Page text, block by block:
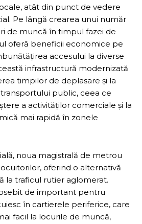
atât din punct de vedere
Pe lângă crearea unui număr
de muncă în timpul fazei de
oferă beneficii economice pe
accesului la diverse
infrastructură modernizată
timpilor de deplasare și la
public, ceea ce
a activităților comerciale și la
mai rapidă în zonele
noua magistrală de metrou
oferind o alternativă
la traficul rutier aglomerat.
de important pentru
în cartierele periferice, care
facil la locurile de muncă,